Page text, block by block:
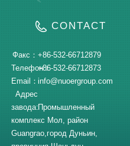
CONTACT
Факс： +86-532-66712879
Телефон：+86-532-66712873
Email：info@nuoergroup.com
Адрес
завода:Промышленный
комплекс Мол, район
Guangrao,город Дуньин,